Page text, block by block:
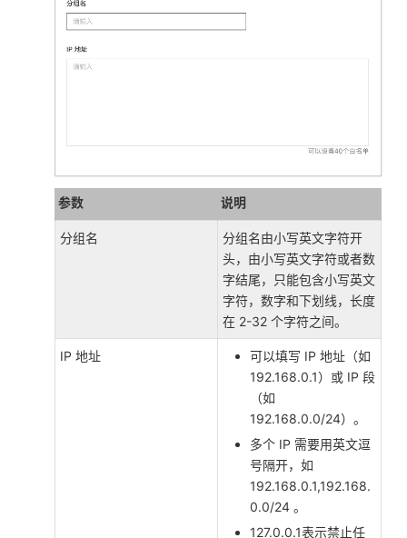
参数 说明
分组名
分组名由小写英文字符开
头，由小写英文字符或者数
字结尾，只能包含小写英文
字符，数字和下划线，长度
在 2-32 个字符之间。
IP 地址
可以填写 IP 地址（如
192.168.0.1）或 IP 段
（如
192.168.0.0/24）。
多个 IP 需要用英文逗
号隔开，如
192.168.0.1,192.168.
0.0/24 。
127.0.0.1表示禁止任